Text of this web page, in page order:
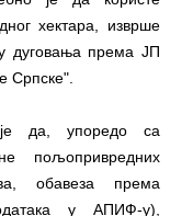
хектара, изврше
дуговања према ЈП
Српске".
да, упоредо са
пољопривредних
обавеза према
у АПИФ-у),